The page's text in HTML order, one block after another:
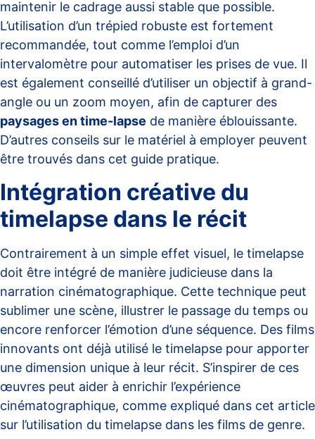
maintenir le cadrage aussi stable que possible.
L’utilisation d’un trépied robuste est fortement
recommandée, tout comme l’emploi d’un
intervalomètre pour automatiser les prises de vue. Il
est également conseillé d’utiliser un objectif à grand-
angle ou un zoom moyen, afin de capturer des
paysages en time-lapse de manière éblouissante.
D’autres conseils sur le matériel à employer peuvent
être trouvés dans cet guide pratique.
Intégration créative du
timelapse dans le récit
Contrairement à un simple effet visuel, le timelapse
doit être intégré de manière judicieuse dans la
narration cinématographique. Cette technique peut
sublimer une scène, illustrer le passage du temps ou
encore renforcer l’émotion d’une séquence. Des films
innovants ont déjà utilisé le timelapse pour apporter
une dimension unique à leur récit. S’inspirer de ces
œuvres peut aider à enrichir l’expérience
cinématographique, comme expliqué dans cet article
sur l’utilisation du timelapse dans les films de genre.